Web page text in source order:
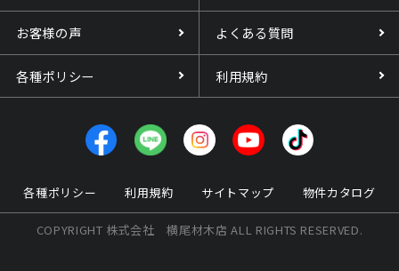
お客様の声 よくある質問
各種ポリシー 利用規約
各種ポリシー 利用規約 サイトマップ 物件カタログ
COPYRIGHT 株式会社 横尾材木店 ALL RIGHTS RESERVED.